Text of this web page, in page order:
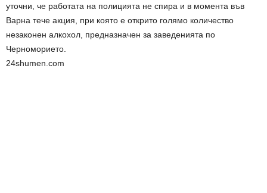
уточни, че работата на полицията не спира и в момента във
Варна тече акция, при която е открито голямо количество
незаконен алкохол, предназначен за заведенията по
Черноморието.
24shumen.com